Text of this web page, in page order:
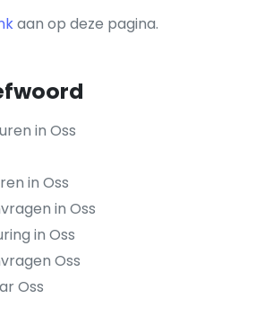
aan op deze pagina.
in Oss
in Oss
in Oss
in Oss
Oss
Oss